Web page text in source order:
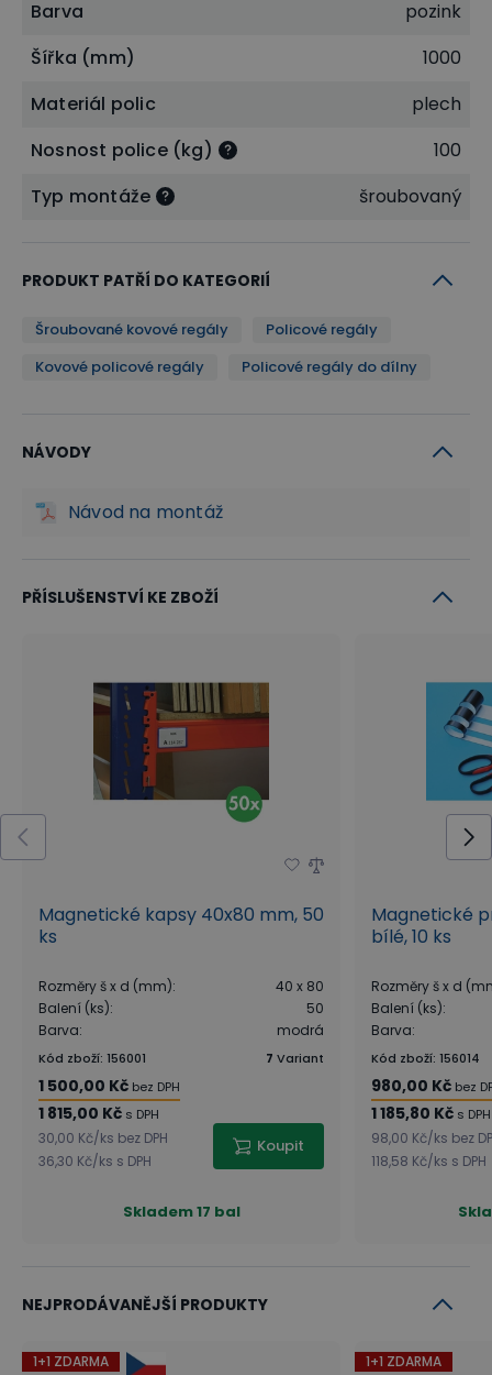
Barva
pozink
Šířka (mm)
1000
Materiál polic
plech
Nosnost police (kg)
100
Typ montáže
šroubovaný
PRODUKT PATŘÍ DO KATEGORIÍ
Šroubované kovové regály
Policové regály
Kovové policové regály
Policové regály do dílny
NÁVODY
Návod na montáž
PŘÍSLUŠENSTVÍ KE ZBOŽÍ
Magnetické kapsy 40x80 mm, 50
ks
Rozměry š x d (mm):
40 x 80
Balení (ks):
50
Barva: modrá
Kód zboží: 156001 7 Variant
1 500,00 Kč bez DPH
1 815,00 Kč s DPH
30,00 Kč/ks bez DPH
36,30 Kč/ks s DPH
Koupit
Skladem17 bal
Magnetické
bílé, 10 ks
Rozměry š x d
Balení (ks):
Barva:
Kód zboží: 156014
980,00 Kč bez
1 185,80 Kč s DPH
98,00 Kč/ks bez
118,58 Kč/ks s DPH
NEJPRODÁVANĚJŠÍ PRODUKTY
1+1 ZDARMA 1+1 ZDARMA